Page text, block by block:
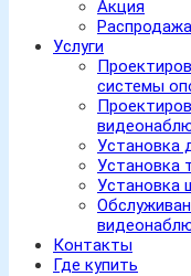
Акция
Распродажа
Услуги
системы
Установка
Установка
Установка
Контакты
Где купить